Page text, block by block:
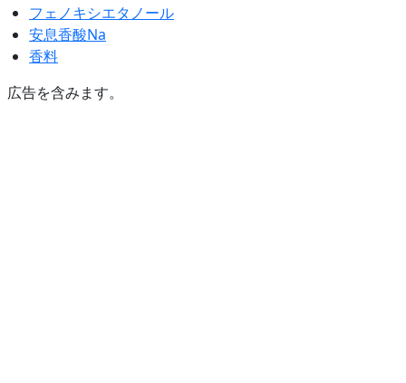
フェノキシエタノール
安息香酸Na
香料
広告を含みます。